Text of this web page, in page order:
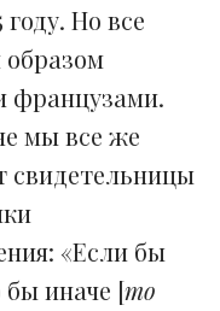
Но все
французами.
мы все же
свидетельницы
«Если бы
иначе [то